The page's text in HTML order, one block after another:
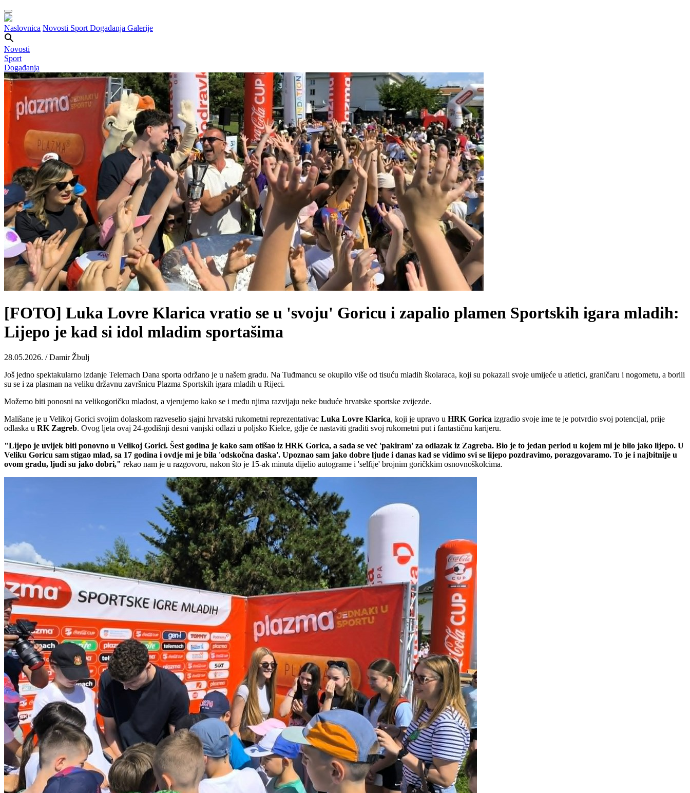
Naslovnica Novosti Sport Događanja Galerije
Novosti
Sport
Događanja
[FOTO] Luka Lovre Klarica vratio se u 'svoju' Goricu i zapalio plamen Sportskih igara mladih:
Lijepo je kad si idol mladim sportašima
28.05.2026. / Damir Žbulj
Još jedno spektakularno izdanje Telemach Dana sporta održano je u našem gradu. Na Tuđmancu se okupilo više od tisuću mladih školaraca, koji su pokazali svoje umijeće u atletici, graničaru i nogometu, a borili
su se i za plasman na veliku državnu završnicu Plazma Sportskih igara mladih u Rijeci.
Možemo biti ponosni na velikogoričku mladost, a vjerujemo kako se i među njima razvijaju neke buduće hrvatske sportske zvijezde.
Mališane je u Velikoj Gorici svojim dolaskom razveselio sjajni hrvatski rukometni reprezentativac Luka Lovre Klarica, koji je upravo u HRK Gorica izgradio svoje ime te je potvrdio svoj potencijal, prije
odlaska u RK Zagreb. Ovog ljeta ovaj 24-godišnji desni vanjski odlazi u poljsko Kielce, gdje će nastaviti graditi svoj rukometni put i fantastičnu karijeru.
"Lijepo je uvijek biti ponovno u Velikoj Gorici. Šest godina je kako sam otišao iz HRK Gorica, a sada se već 'pakiram' za odlazak iz Zagreba. Bio je to jedan period u kojem mi je bilo jako lijepo. U
Veliku Goricu sam stigao mlad, sa 17 godina i ovdje mi je bila 'odskočna daska'. Upoznao sam jako dobre ljude i danas kad se vidimo svi se lijepo pozdravimo, porazgovaramo. To je i najbitnije u
ovom gradu, ljudi su jako dobri," rekao nam je u razgovoru, nakon što je 15-ak minuta dijelio autograme i 'selfije' brojnim goričkkim osnovnoškolcima.